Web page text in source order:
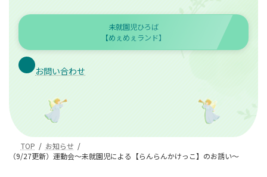
未就園児ひろば
【めぇめぇランド】
お問い合わせ
TOP
お知らせ
（9/27更新）運動会～未就園児による【らんらんかけっこ】のお誘い～